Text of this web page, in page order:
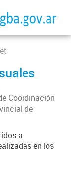
Coordinación
de
a
en los